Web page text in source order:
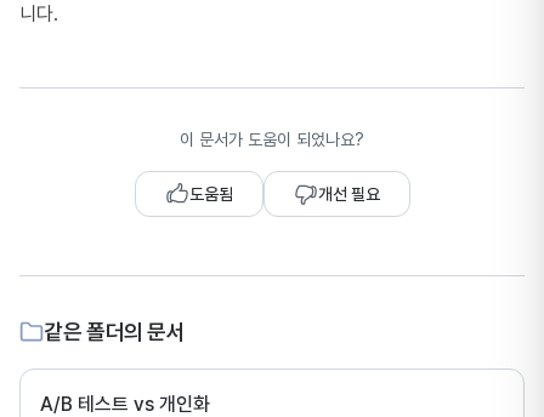
니다.
이 문서가 도움이 되었나요?
도움됨 개선 필요
같은 폴더의 문서
A/B 테스트 vs 개인화